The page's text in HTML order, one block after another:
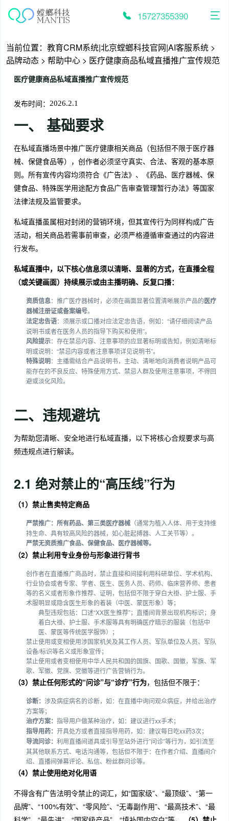
15727355390
当前位置： 教育CRM系统|北京螳螂科技官网|AI客服系统 >
品牌动态 > 帮助中心 > 医疗健康商品私域直播推广宣传规范
医疗健康商品私域直播推广宣传规范
发布时间： 2026.2.1
一、 基础要求
在私域直播场景中推广医疗健康相关商品（包括但不限于医疗器
械、保健食品等），创作者必须坚守真实、合法、客观的基本原
则。所有宣传内容均须符合《广告法》、《药品、医疗器械、保
健食品、特殊医学用途配方食品广告审查管理暂行办法》等国家
法律法规及监管要求。
私域直播虽属相对封闭的营销环境，但其宣传行为同样构成广告
活动，相关商品若需事前审查，必须严格遵循审查通过的内容进
行发布。
私域直播中，以下核心信息须以清晰、显著的方式，在直播全程
（或关键画面）持续展示或由主播明确、反复口播：
资质信息：推广医疗器械时，必须在画面显著位置清晰展示产品的医疗
器械注册证或备案编号。
法定忠告语：须展示或口播对应法定忠告语，例如：“请仔细阅读产品
说明书或者在医务人员的指导下购买和使用”。
风险提示：存在禁忌内容、注意事项的应显著标明或告知，例如清晰标
明或说明：“禁忌内容或者注意事项详见说明书”。
特殊说明：主播需结合产品说明书，主动、清晰地向消费者说明产品可
能存在的不良反应、特殊使用方式、禁忌人群及使用注意事项，不得回
避或淡化风险。
二、违规避坑
为帮助您清晰、安全地进行私域直播，以下将核心合规要求与高
频违规点进行解读。
2.1 绝对禁止的“高压线”行为
（1）禁止售卖特定商品
严禁推广：所有药品、第三类医疗器械（通常为植入人体、用于支持维
持生命、具有较高风险的器械，如心脏起搏器、人工关节等）。
严禁无资质推广食品、保健食品、医疗器械等。
（2）禁止利用专业身份与形象进行背书
创作者在直播推广商品时，禁止直接和间接利用科研单位、学术机构、
行业协会或者专家、学者、医生、医务人员、药师、临床营养师、患者
等的名义或者形象作推荐、证明，包括但不限于穿白大褂、护士服、手
术服明显或隐含医生形象的着装（中医、蒙医形象）等；
典型违规包括：口述“XX医生推荐”；直播间背景出现机构标识；身
着白大褂、护士服、手术服等具有明确医疗暗示的服装（包括中
医、蒙医等传统医学服饰）；
禁止使用或变相使用涉国家机关及其工作人员、军队单位及人员、军队
设备/标识等名义或形象宣传；
禁止使用或者变相使用中华人民共和国的国旗、国歌、国徽，军旗、军
歌、军徽、党旗、党徽等进行广告营销行为。
（3）禁止任何形式的“问诊”与“诊疗”行为，包括但不限于：
诊断： 涉及病症病名的诊断，如：在直播中询问观众病症，并给出治疗
方案等；
治疗方案： 指导用户做某种治疗，如：建议进行xx手术；
指导用药： 开具处方或者直接指导用药，如：建议每日吃xx药3次；
导流问诊： 利用直播间道具或引导至站外进行”问诊”等行为，如引流至
其其他联系方式、电话沟通等，包括但不限于：在作者介绍、直播间介
绍、直播间弹幕评论、私信、粉丝群问诊等。
（4）禁止使用绝对化用语
不得含有广告法明令禁止的词汇，如“国家级”、“最顶级”、“第一
品牌”、“100%有效”、“零风险”、“无毒副作用”、“最高技术”、“最